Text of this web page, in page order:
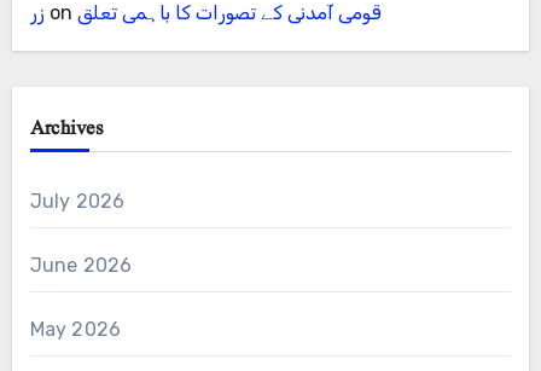
زر on قومی آمدنی کے تصورات کا باہمی تعلق
Archives
July 2026
June 2026
May 2026